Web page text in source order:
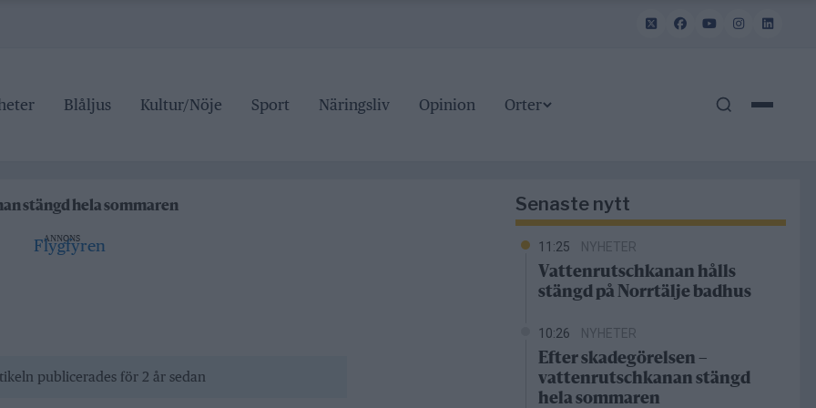
Blåljus Kultur/Nöje Sport Näringsliv Opinion Orter
stängd hela sommaren
ANNONS
publicerades för 2 år sedan
Senaste nytt
11:25 NYHETER
Vattenrutschkanan hålls
stängd på Norrtälje badhus
10:26 NYHETER
Efter skadegörelsen –
vattenrutschkanan stängd
hela sommaren